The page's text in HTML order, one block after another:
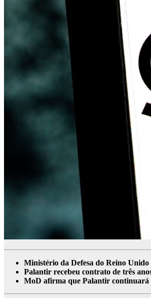
Ministério da Defesa do Reino
Palantir recebeu contrato de três
MoD afirma que Palantir continuará